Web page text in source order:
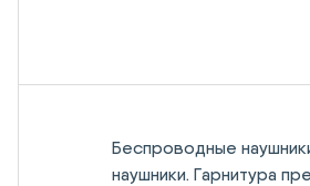
Беспроводные
наушники. Гарнитура